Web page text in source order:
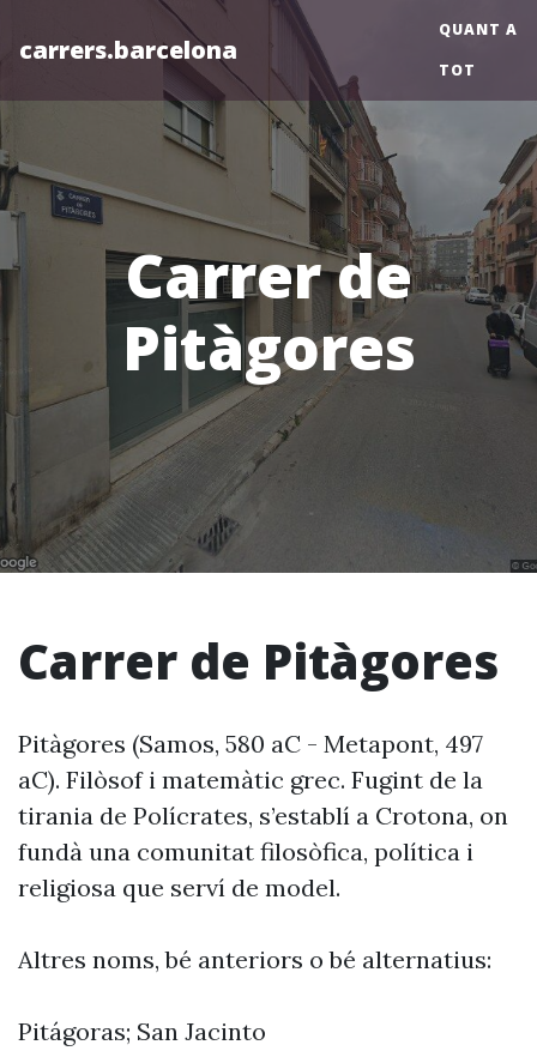
carrers.barcelona
QUANT A
TOT
Carrer de
Pitàgores
Carrer de Pitàgores
Pitàgores (Samos, 580 aC - Metapont, 497
aC). Filòsof i matemàtic grec. Fugint de la
tirania de Polícrates, s’establí a Crotona, on
fundà una comunitat filosòfica, política i
religiosa que serví de model.
Altres noms, bé anteriors o bé alternatius:
Pitágoras; San Jacinto